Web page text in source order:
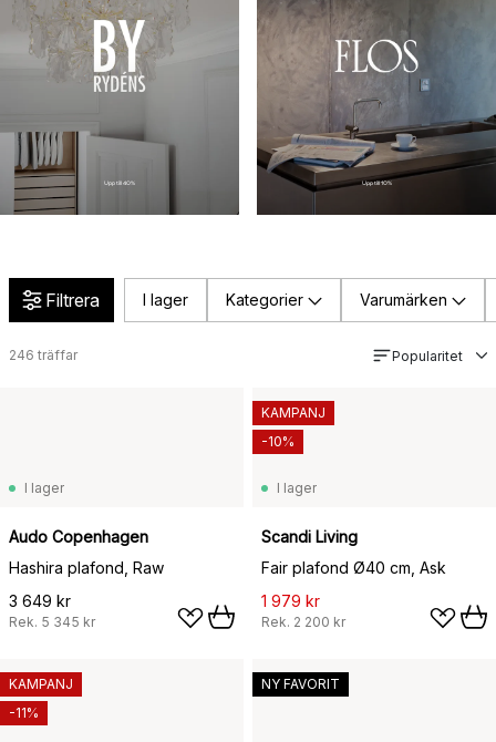
Upp till40% Upp till10%
Filtrera I lager Kategorier Varumärken
246 träffar Popularitet
I lager
Audo Copenhagen
Hashira plafond, Raw
3 649 kr
Rek. 5 345 kr
I lager
Scandi Living
Fair plafond Ø40 cm, Ask
1 979 kr
Rek. 2 200 kr
KAMPANJ
-10%
KAMPANJ
-11%
NY FAVORIT